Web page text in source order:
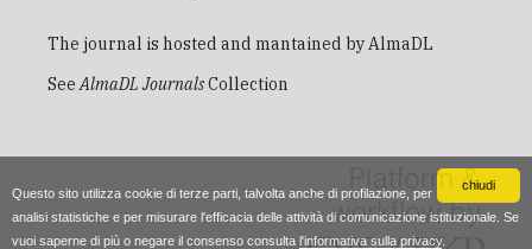
chiudi
Questo sito utilizza cookie di terze parti, talvolta anche di profilazione, per
analisi statistiche e per misurare l'efficacia delle attività di comunicazione istituzionale. Se
vuoi saperne di più o negare il consenso consulta l'informativa sulla privacy.
The journal is hosted and mantained byAlmaDL
SeeAlmaDL JournalsCollection